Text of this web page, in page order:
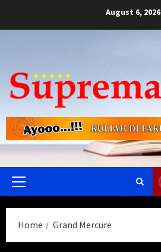
August 6, 2026
Primary
Home Grand Mercure